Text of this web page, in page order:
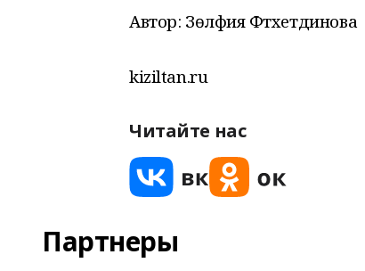
Автор: Зөлфия Фәтхетдинова
kiziltan.ru
Читайте нас
Партнеры